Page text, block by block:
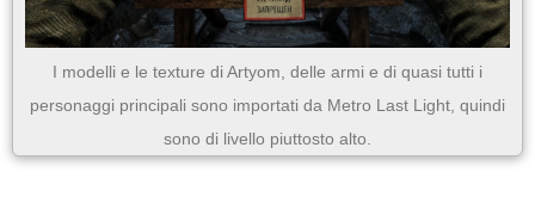
I modelli e le texture di Artyom, delle armi e di quasi tutti i
personaggi principali sono importati da Metro Last Light, quindi
sono di livello piuttosto alto.